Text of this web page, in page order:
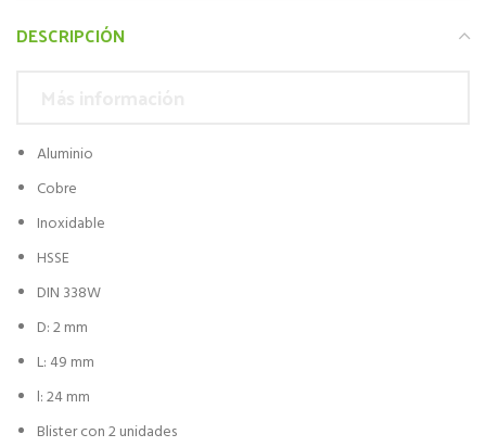
DESCRIPCIÓN
Aluminio
Cobre
Inoxidable
HSSE
DIN 338W
D: 2 mm
L: 49 mm
l: 24 mm
Blister con 2 unidades